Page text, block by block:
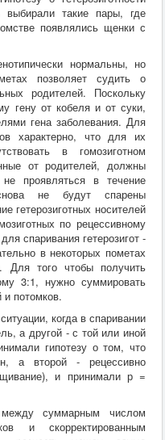
выбирали такие пары, где
появлялись щенки с
нормальны, но
позволяет судить о
родителей. Поскольку
гену от кобеля и от суки,
гена заболевания. Для
характерно, что для их
в гомозиготном
от родителей, должны
проявляться в течение
не будут спарены
гетерозиготных носителей
по рецессивному
спаривания гетерозигот -
в некоторых пометах
Для того чтобы получить
3:1, нужно суммировать
потомков.
когда в спаривании
а другой - с той или иной
гипотезу о том, что
а второй - рецессивно
и принимали р =
суммарным числом
и скорректированным